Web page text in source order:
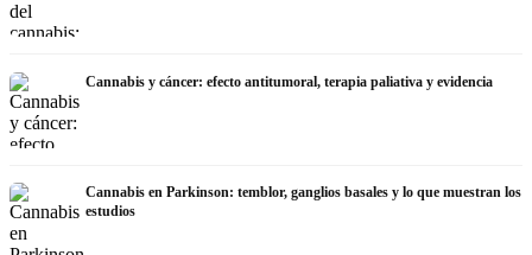
Cannabis y cáncer: efecto antitumoral, terapia paliativa y evidencia
Cannabis en Parkinson: temblor, ganglios basales y lo que muestran los
estudios